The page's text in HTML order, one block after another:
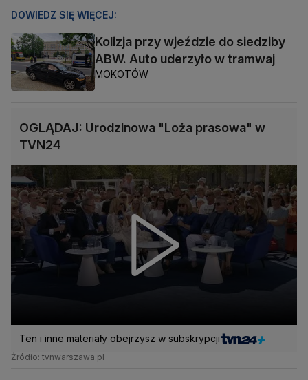
DOWIEDZ SIĘ WIĘCEJ:
Kolizja przy wjeździe do siedziby
ABW. Auto uderzyło w tramwaj
MOKOTÓW
OGLĄDAJ: Urodzinowa "Loża prasowa" w
TVN24
Ten i inne materiały obejrzysz w subskrypcji
Źródło: tvnwarszawa.pl